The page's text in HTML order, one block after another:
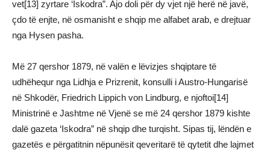
vet[13] zyrtare ‘Iskodra”. Ajo doli për dy vjet një herë në javë,
çdo të enjte, në osmanisht e shqip me alfabet arab, e drejtuar
nga Hysen pasha.
Më 27 qershor 1879, në valën e lëvizjes shqiptare të
udhëhequr nga Lidhja e Prizrenit, konsulli i Austro-Hungarisë
në Shkodër, Friedrich Lippich von Lindburg, e njoftoi[14]
Ministrinë e Jashtme në Vjenë se më 24 qershor 1879 kishte
dalë gazeta ‘Iskodra” në shqip dhe turqisht. Sipas tij, lëndën e
gazetës e përgatitnin nëpunësit qeveritarë të qytetit dhe lajmet